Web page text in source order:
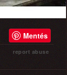
Mentés
report abuse